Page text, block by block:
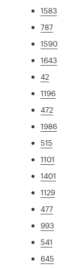
1583
787
1590
1643
42
1196
472
1986
515
1101
1401
1129
477
993
541
645